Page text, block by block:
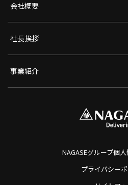
会社概要
社長挨拶
事業紹介
NAGASEグループ個
プライバシー